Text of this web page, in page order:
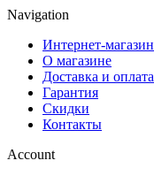
Navigation
Интернет-магазин
О магазине
Доставка и оплата
Гарантия
Скидки
Контакты
Account